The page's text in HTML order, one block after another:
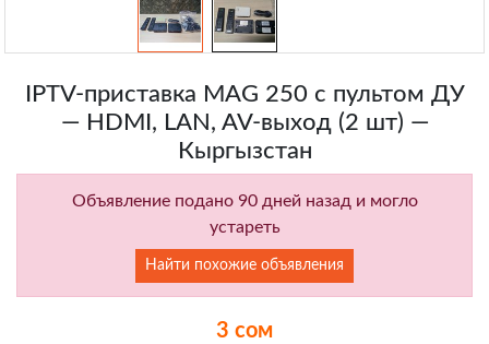
IPTV-приставка MAG 250 с пультом ДУ
— HDMI, LAN, AV-выход (2 шт) —
Кыргызстан
Объявление подано 90 дней назад и могло
устареть
Найти похожие объявления
3 сом